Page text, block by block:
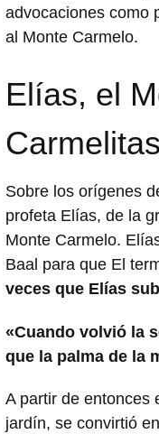
advocaciones como
al Monte Carmelo.
Elías, el
Carmelitas
Sobre los orígenes
profeta Elías, de la
Monte Carmelo.
Baal para que El
veces que Elías
«Cuando volvió la
que la palma de la
A partir de entonces
jardín, se convirtió